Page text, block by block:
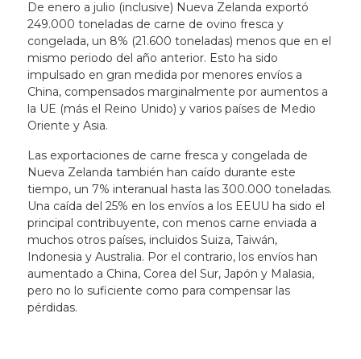
De enero a julio (inclusive) Nueva Zelanda exportó
249.000 toneladas de carne de ovino fresca y
congelada, un 8% (21.600 toneladas) menos que en el
mismo periodo del año anterior. Esto ha sido
impulsado en gran medida por menores envíos a
China, compensados ​​marginalmente por aumentos a
la UE (más el Reino Unido) y varios países de Medio
Oriente y Asia.
Las exportaciones de carne fresca y congelada de
Nueva Zelanda también han caído durante este
tiempo, un 7% interanual hasta las 300.000 toneladas.
Una caída del 25% en los envíos a los EEUU ha sido el
principal contribuyente, con menos carne enviada a
muchos otros países, incluidos Suiza, Taiwán,
Indonesia y Australia. Por el contrario, los envíos han
aumentado a China, Corea del Sur, Japón y Malasia,
pero no lo suficiente como para compensar las
pérdidas.